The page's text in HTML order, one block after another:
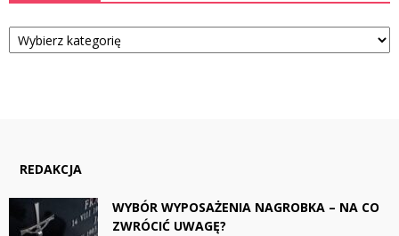
Kategorie
REDAKCJA
WYBÓR WYPOSAŻENIA NAGROBKA – NA CO
ZWRÓCIĆ UWAGĘ?